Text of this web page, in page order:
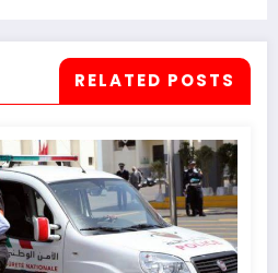
RELATED POSTS